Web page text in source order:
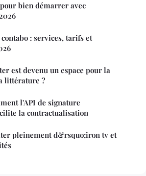
bien démarrer avec
: services, tarifs et
est devenu un espace pour la
littérature ?
l'API de signature
la contractualisation
pleinement d&rsquo;iron tv et